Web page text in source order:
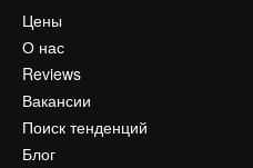
Цены
О нас
Reviews
Вакансии
Поиск тенденций
Блог